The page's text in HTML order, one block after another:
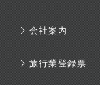
会社案内
旅行業登録票